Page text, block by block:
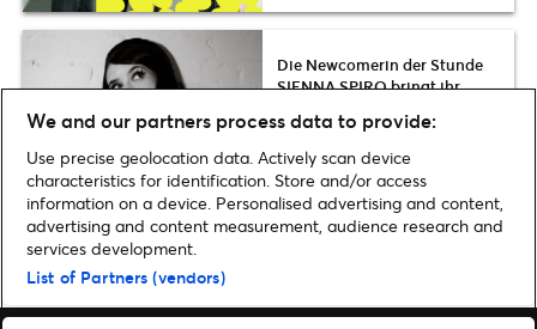
Die Newcomerin der Stunde
SIENNA SPIRO bringt ihr
2027 live nach Köln & Berlin
Home»Musik»Billie Eilish veröffentlicht ihr Debütalbum
We and our partners process data to provide:
Use precise geolocation data. Actively scan device
characteristics for identification. Store and/or access
information on a device. Personalised advertising and content,
advertising and content measurement, audience research and
services development.
List of Partners (vendors)